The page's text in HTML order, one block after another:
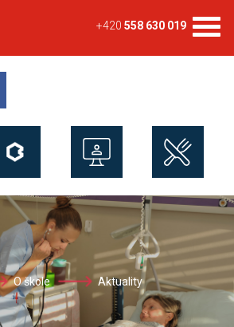
+420 558 630 019
O škole Aktuality